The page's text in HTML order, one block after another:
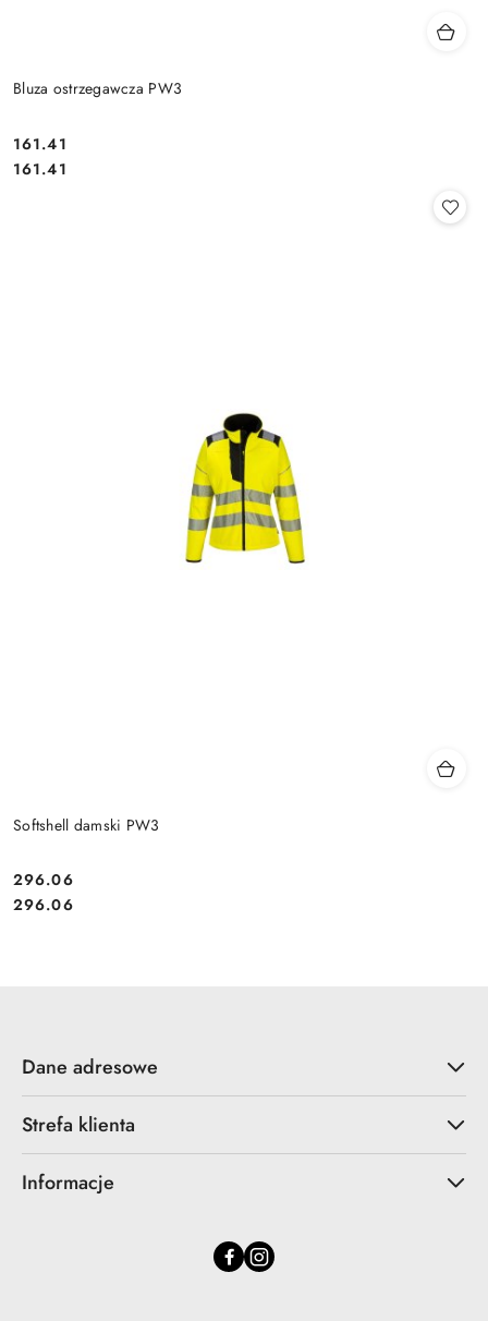
Bluza ostrzegawcza PW3
Cena:
161.41
Cena:
161.41
Softshell damski PW3
Cena:
296.06
Cena:
296.06
Dane adresowe
Strefa klienta
Informacje